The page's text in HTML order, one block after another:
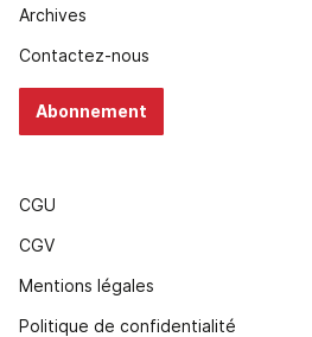
Archives
Contactez-nous
Abonnement
CGU
CGV
Mentions légales
Politique de confidentialité